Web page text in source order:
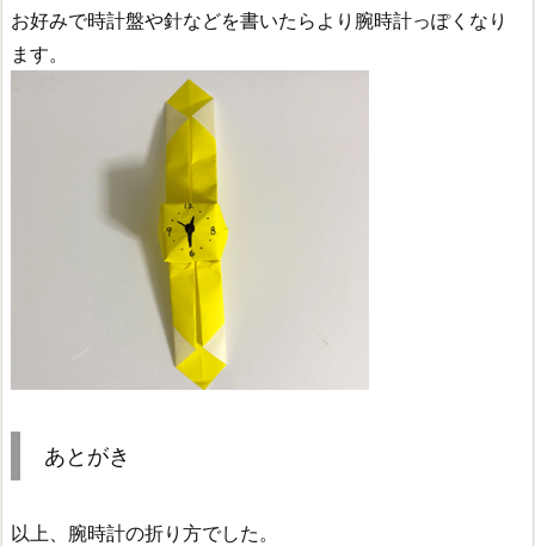
お好みで時計盤や針などを書いたらより腕時計っぽくなり
ます。
あとがき
以上、腕時計の折り方でした。